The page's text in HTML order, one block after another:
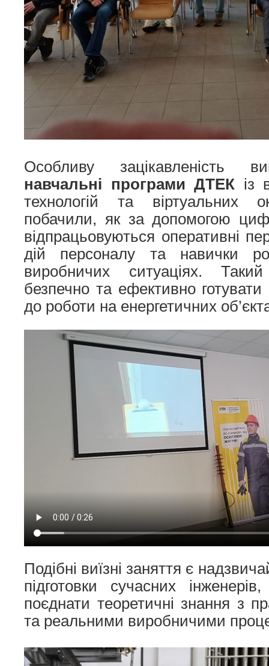
Особливу зацікавленість
навчальні програми ДТЕК із
технологій та віртуальних
побачили, як за допомогою
відпрацьовуються оперативні
дій персоналу та навички
виробничих ситуаціях.
безпечно та ефективно готувати
до роботи на енергетичних
Подібні виїзні заняття є
підготовки сучасних
поєднати теоретичні знання з
та реальними виробничими